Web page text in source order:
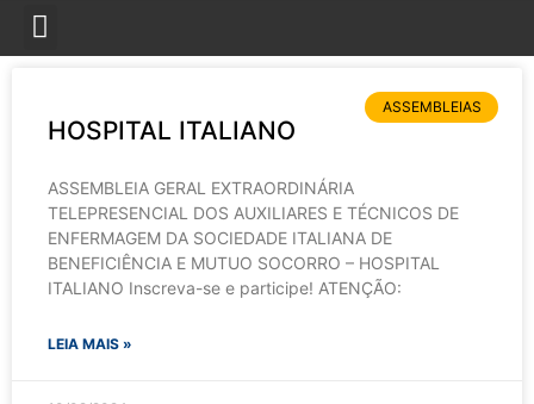
ASSEMBLEIAS
HOSPITAL ITALIANO
ASSEMBLEIA GERAL EXTRAORDINÁRIA
TELEPRESENCIAL DOS AUXILIARES E TÉCNICOS DE
ENFERMAGEM DA SOCIEDADE ITALIANA DE
BENEFICIÊNCIA E MUTUO SOCORRO – HOSPITAL
ITALIANO Inscreva-se e participe! ATENÇÃO:
LEIA MAIS »